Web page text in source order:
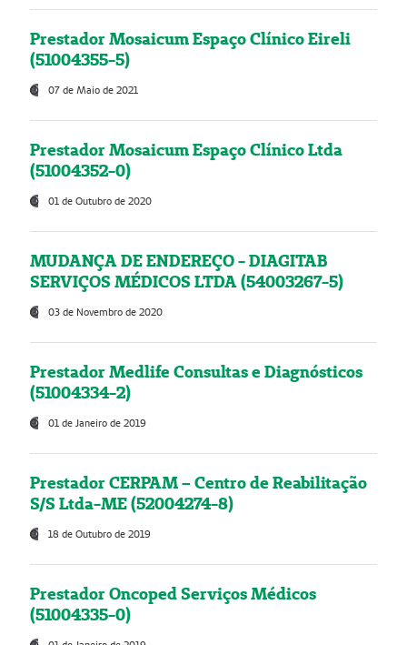
Prestador Mosaicum Espaço Clínico Eireli
(51004355-5)
07 de Maio de 2021
Prestador Mosaicum Espaço Clínico Ltda
(51004352-0)
01 de Outubro de 2020
MUDANÇA DE ENDEREÇO - DIAGITAB
SERVIÇOS MÉDICOS LTDA (54003267-5)
03 de Novembro de 2020
Prestador Medlife Consultas e Diagnósticos
(51004334-2)
01 de Janeiro de 2019
Prestador CERPAM – Centro de Reabilitação
S/S Ltda-ME (52004274-8)
18 de Outubro de 2019
Prestador Oncoped Serviços Médicos
(51004335-0)